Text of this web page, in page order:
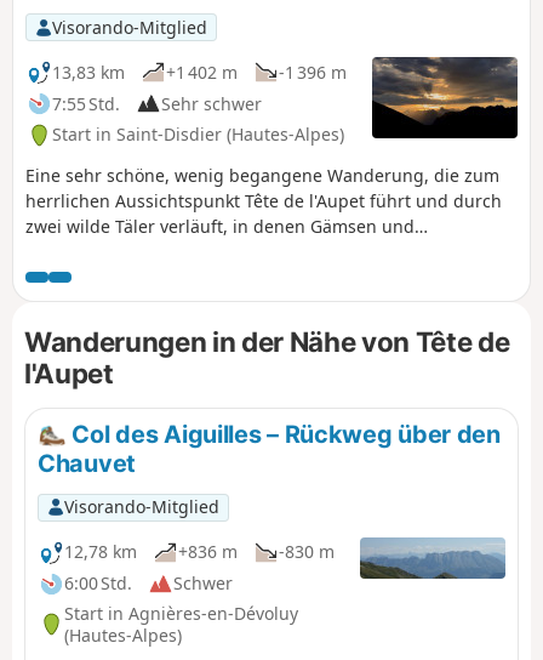
Visorando-Mitglied
13,83 km
+1 402 m
-1 396 m
7:55 Std.
Sehr schwer
Start in Saint-Disdier (Hautes-Alpes)
Eine sehr schöne, wenig begangene Wanderung, die zum
herrlichen Aussichtspunkt Tête de l'Aupet führt und durch
zwei wilde Täler verläuft, in denen Gämsen und
spektakulären Blick auf seine beiden höheren Nachbarn,
den Grand Ferrand und den Obiou, sowie auf den sie
verbindenden Kamm und die benachbarten Massive des
Vercors und des Oisans. Achtung: Die Route verläuft
größtenteils abseits der Wege, ist aber ohne
Orientierungsschwierigkeiten zu bewältigen. Siehe §
Praktische Informationen.
Wanderungen in der Nähe von Tête de
l'Aupet
Col des Aiguilles – Rückweg über den
Chauvet
Visorando-Mitglied
12,78 km
+836 m
-830 m
6:00 Std.
Schwer
Start in Agnières-en-Dévoluy
(Hautes-Alpes)